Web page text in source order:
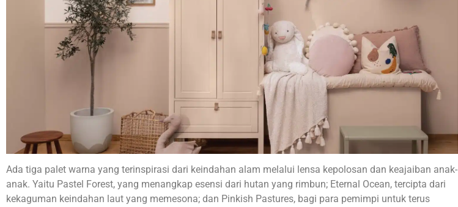
Ada tiga palet warna yang terinspirasi dari keindahan alam melalui lensa kepolosan dan keajaiban anak-
anak. Yaitu Pastel Forest, yang menangkap esensi dari hutan yang rimbun; Eternal Ocean, tercipta dari
kekaguman keindahan laut yang memesona; dan Pinkish Pastures, bagi para pemimpi untuk terus